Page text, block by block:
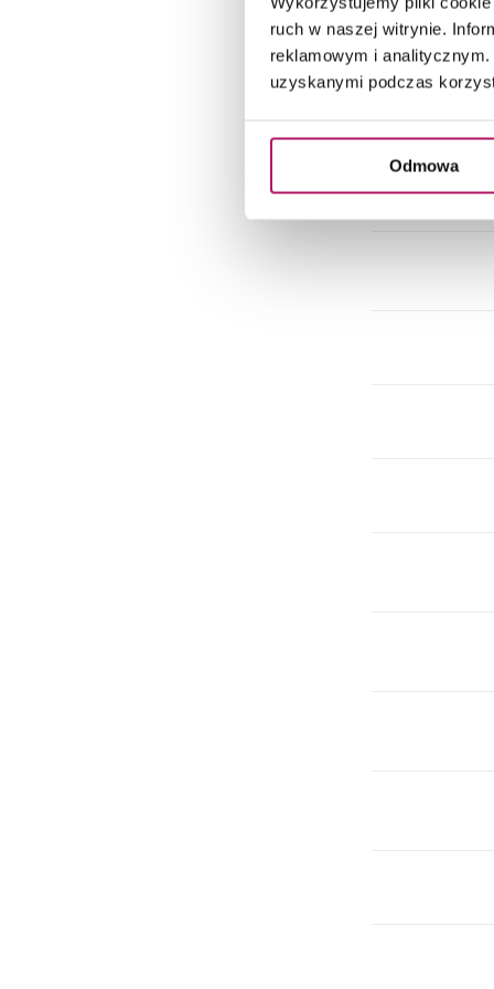
ruch w naszej witrynie.
reklamowym i
uzyskanymi podczas
Odmowa